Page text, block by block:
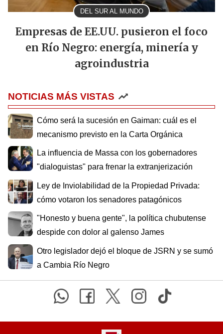
DEL SUR AL MUNDO
Empresas de EE.UU. pusieron el foco
en Río Negro: energía, minería y
agroindustria
NOTICIAS MÁS VISTAS
Cómo será la sucesión en Gaiman: cuál es el
mecanismo previsto en la Carta Orgánica
La influencia de Massa con los gobernadores
"dialoguistas" para frenar la extranjerización
Ley de Inviolabilidad de la Propiedad Privada:
cómo votaron los senadores patagónicos
"Honesto y buena gente", la política chubutense
despide con dolor al galenso James
Otro legislador dejó el bloque de JSRN y se sumó
a Cambia Río Negro